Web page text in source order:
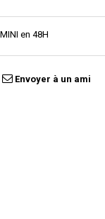
en 48H
Envoyer à un ami